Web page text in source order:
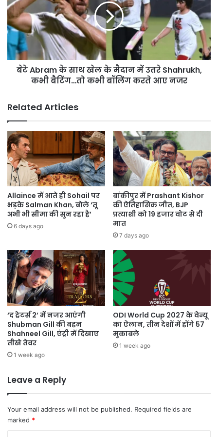
साथ
खेल
के
मैदान
में
उतरे
Shahrukh,
कभी
बॉलिंग
करते
आए
नजर
बेटे Abram के साथ खेल के मैदान में उतरे Shahrukh,
कभी बैटिंग…तो कभी बॉलिंग करते आए नजर
Related Articles
Allaince में आते ही Sohail पर
भड़के Salman Khan, बोले ‘तू
अभी भी सीमा की सुन रहा है’
6 days ago
बांकीपुर में Prashant Kishor
की ऐतिहासिक जीत, BJP
प्रत्याशी को 19 हजार वोट से दी
मात
7 days ago
‘द ट्रेटर्स 2’ में नजर आएंगी
Shubman Gill की बहन
Shahneel Gill, एंट्री में दिखाए
तीखे तेवर
1 week ago
ODI World Cup 2027 के वेन्यू
का ऐलान, तीन देशों में होंगे 57
मुकाबले
1 week ago
Leave a Reply
Your email address will not be published. Required fields are
marked *